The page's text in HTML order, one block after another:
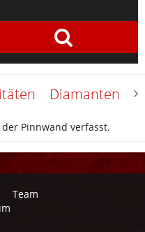
Diamanten
Pinnwand verfasst.
Team